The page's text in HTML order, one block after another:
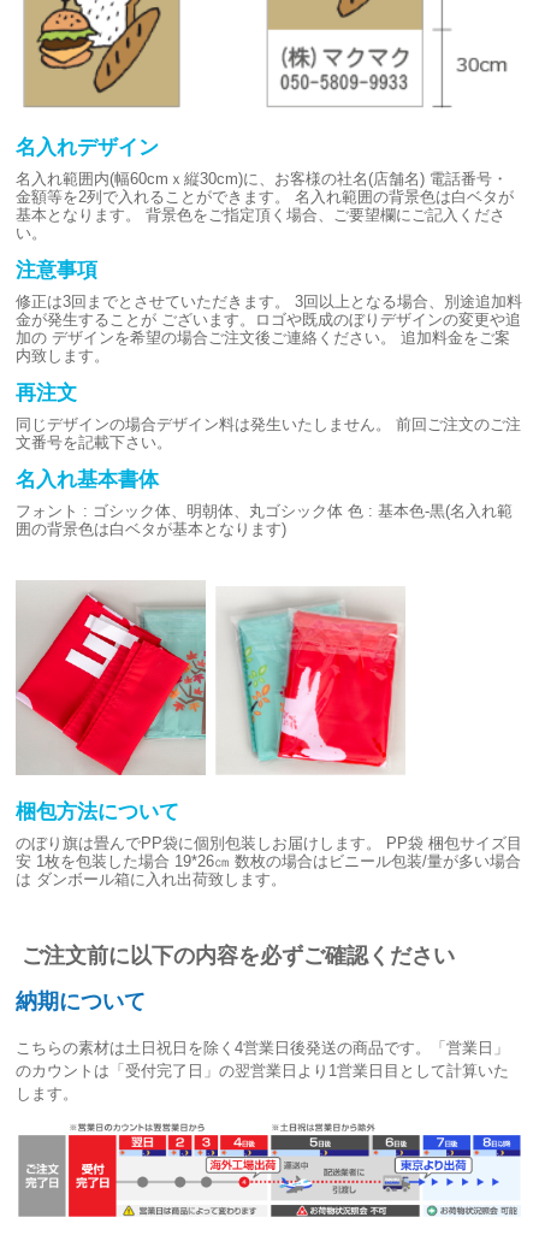
名入れデザイン
名入れ範囲内(幅60cmｘ縦30cm)に、お客様の社名(店舗名) 電話番号・
金額等を2列で入れることができます。
名入れ範囲の背景色は白ベタが
基本となります。
背景色をご指定頂く場合、ご要望欄にご記入くださ
い。
注意事項
修正は3回までとさせていただきます。
3回以上となる場合、別途追加料
金が発生することが ございます。ロゴや既成のぼりデザインの変更や追
加の デザインを希望の場合ご注文後ご連絡ください。
追加料金をご案
内致します。
再注文
同じデザインの場合デザイン料は発生いたしません。
前回ご注文のご注
文番号を記載下さい。
名入れ基本書体
フォント : ゴシック体、明朝体、丸ゴシック体 色 : 基本色-黒(名入れ範
囲の背景色は白ベタが基本となります)
梱包方法について
のぼり旗は畳んでPP袋に個別包装しお届けします。
PP袋 梱包サイズ目
安 1枚を包装した場合 19*26㎝ 数枚の場合はビニール包装/量が多い場合
は ダンボール箱に入れ出荷致します。
ご注文前に以下の内容を必ずご確認ください
納期について
こちらの素材は土日祝日を除く4営業日後発送の商品です。「営業日」
のカウントは「受付完了日」の翌営業日より1営業日目として計算いた
します。